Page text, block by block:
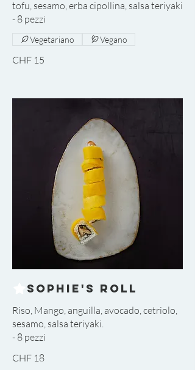
tofu, sesamo, erba cipollina, salsa teriyaki
CHF 15
Vegetariano Vegano
Sophie's Roll
Riso, Mango, anguilla, avocado, cetriolo,
sesamo, salsa teriyaki.
CHF 18